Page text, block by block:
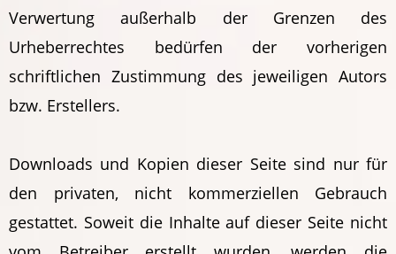
Verwertung außerhalb der Grenzen des
Urheberrechtes bedürfen der vorherigen
schriftlichen Zustimmung des jeweiligen Autors
bzw. Erstellers.
Downloads und Kopien dieser Seite sind nur für
den privaten, nicht kommerziellen Gebrauch
gestattet. Soweit die Inhalte auf dieser Seite nicht